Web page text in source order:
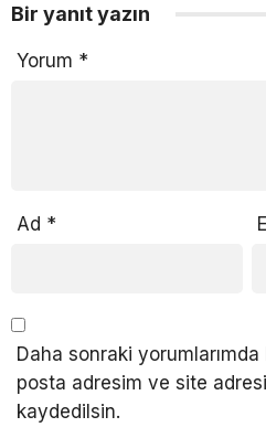
Bir yanıt yazın
Yorum *
Ad *
Daha sonraki yorumlarımda
posta adresim ve site
kaydedilsin.